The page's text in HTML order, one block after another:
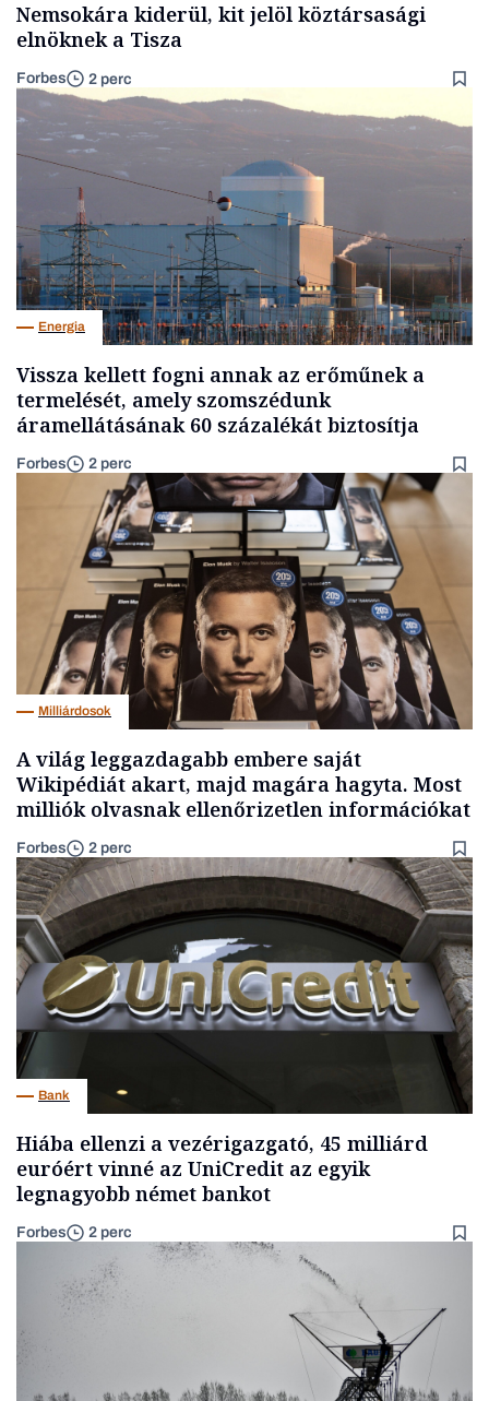
Nemsokára kiderül, kit jelöl köztársasági
elnöknek a Tisza
Forbes 2 perc
Energia
Vissza kellett fogni annak az erőműnek a
termelését, amely szomszédunk
áramellátásának 60 százalékát biztosítja
Forbes 2 perc
Milliárdosok
A világ leggazdagabb embere saját
Wikipédiát akart, majd magára hagyta. Most
milliók olvasnak ellenőrizetlen információkat
Forbes 2 perc
Bank
Hiába ellenzi a vezérigazgató, 45 milliárd
euróért vinné az UniCredit az egyik
legnagyobb német bankot
Forbes 2 perc